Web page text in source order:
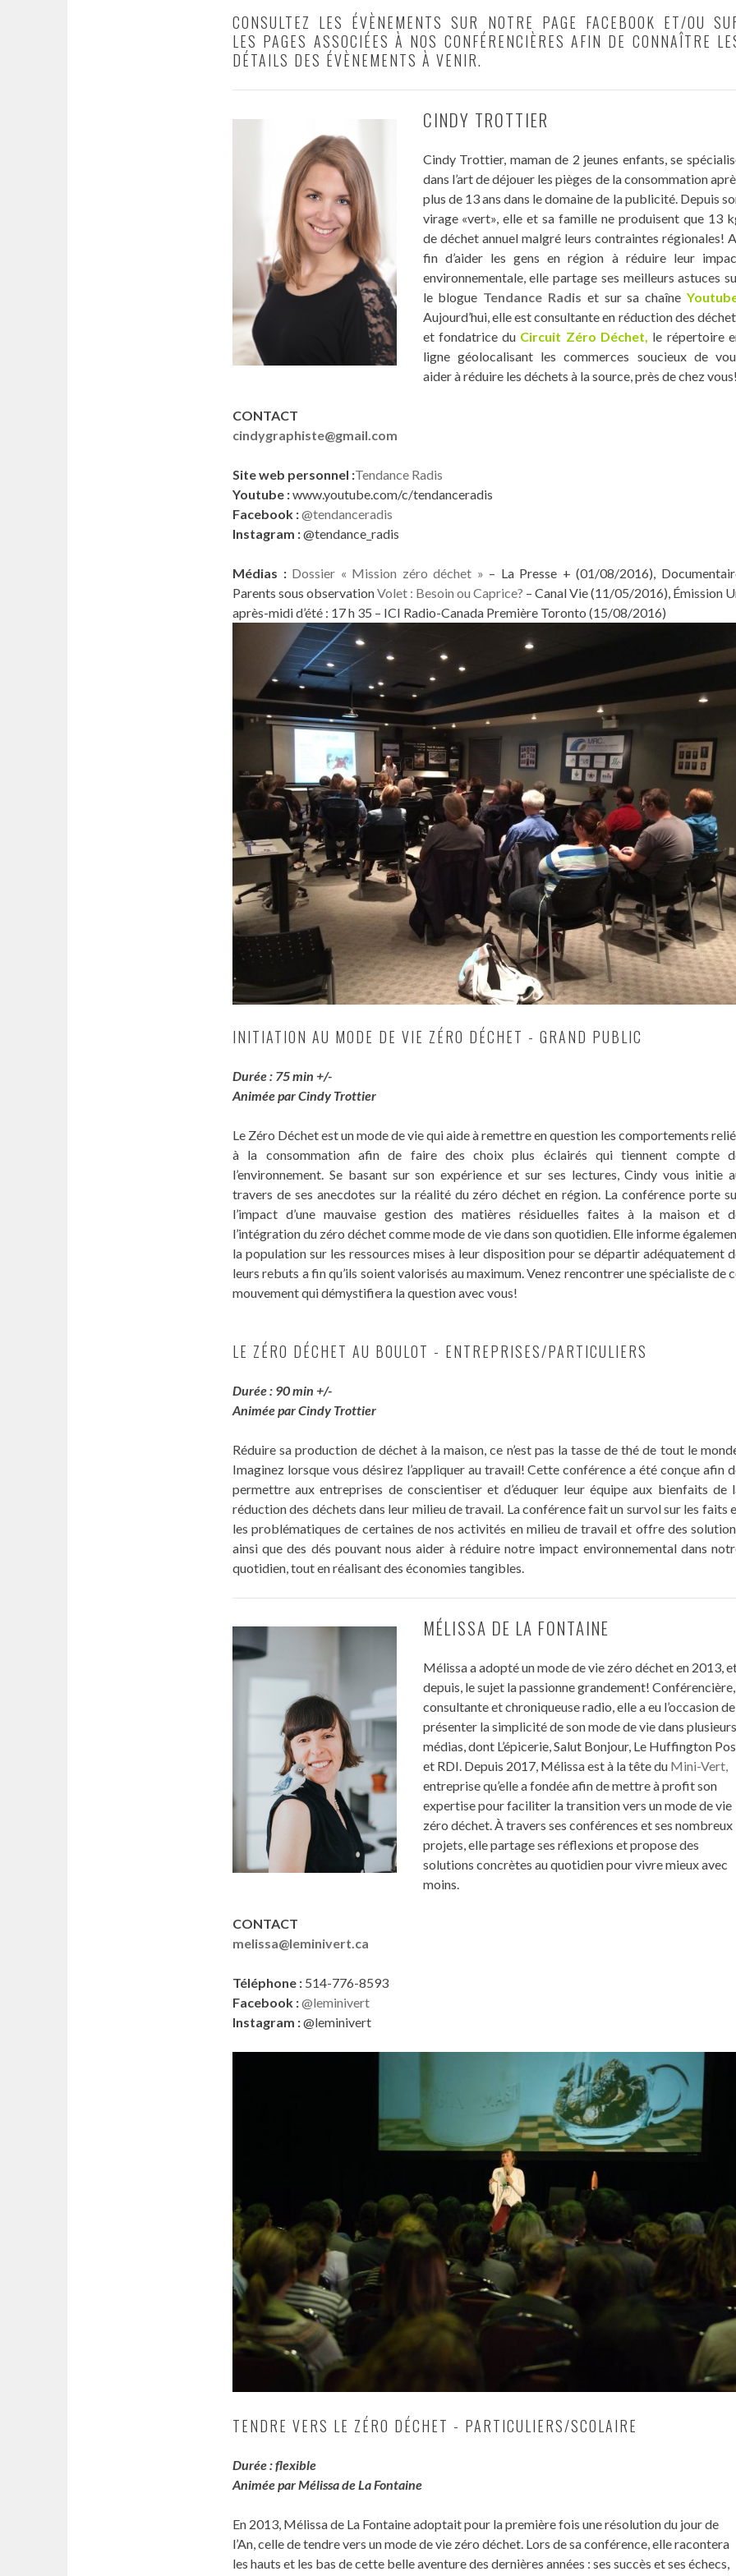
CONSULTEZ LES ÉVÈNEMENTS SUR NOTRE PAGE FACEBOOK ET/OU
LES PAGES ASSOCIÉES À NOS CONFÉRENCIÈRES AFIN DE CONNAÎTRE
DÉTAILS DES ÉVÈNEMENTS À VENIR.
CINDY TROTTIER
Cindy Trottier, maman de 2 jeunes enfants, se
dans l’art de déjouer les pièges de la consommation
plus de 13 ans dans le domaine de la publicité. Depuis
virage «vert», elle et sa famille ne produisent que 13
de déchet annuel malgré leurs contraintes régionales!
fin d’aider les gens en région à réduire leur
environnementale, elle partage ses meilleurs astuces
le blogue Tendance Radis et sur sa chaîne
Aujourd’hui, elle est consultante en réduction des
et fondatrice du Circuit Zéro Déchet, le répertoire
ligne géolocalisant les commerces soucieux de
aider à réduire les déchets à la source, près de chez vous!
CONTACT
cindygraphiste@gmail.com
Site web personnel :Tendance Radis
Youtube :www.youtube.com/c/tendanceradis
Facebook :@tendanceradis
Instagram :@tendance_radis
Médias : Dossier « Mission zéro déchet » – La Presse + (01/08/2016),
Parents sous observationVolet : Besoin ou Caprice? – Canal Vie (11/05/2016), Émission
après-midi d’été : 17 h 35 – ICI Radio-Canada Première Toronto (15/08/2016)
INITIATION AU MODE DE VIE ZÉRO DÉCHET - GRAND PUBLIC
Durée : 75 min +/-
Animée par Cindy Trottier
Le Zéro Déchet est un mode de vie qui aide à remettre en question les comportements
à la consommation afin de faire des choix plus éclairés qui tiennent compte
l’environnement. Se basant sur son expérience et sur ses lectures, Cindy vous initie
travers de ses anecdotes sur la réalité du zéro déchet en région. La conférence porte
l’impact d’une mauvaise gestion des matières résiduelles faites à la maison et
l’intégration du zéro déchet comme mode de vie dans son quotidien. Elle informe
la population sur les ressources mises à leur disposition pour se départir adéquatement
leurs rebuts a fin qu’ils soient valorisés au maximum. Venez rencontrer une spécialiste de
mouvement qui démystifiera la question avec vous!
LE ZÉRO DÉCHET AU BOULOT - ENTREPRISES/PARTICULIERS
Durée : 90 min +/-
Animée par Cindy Trottier
Réduire sa production de déchet à la maison, ce n’est pas la tasse de thé de tout le
Imaginez lorsque vous désirez l’appliquer au travail! Cette conférence a été conçue afin
permettre aux entreprises de conscientiser et d’éduquer leur équipe aux bienfaits de
réduction des déchets dans leur milieu de travail. La conférence fait un survol sur les faits
les problématiques de certaines de nos activités en milieu de travail et offre des
ainsi que des dés pouvant nous aider à réduire notre impact environnemental dans
quotidien, tout en réalisant des économies tangibles.
MÉLISSA DE LA FONTAINE
Mélissa a adopté un mode de vie zéro déchet en 2013,
depuis, le sujet la passionne grandement! Conférencière,
consultante et chroniqueuse radio, elle a eu l’occasion de
présenter la simplicité de son mode de vie dans plusieurs
médias, dont L’épicerie, Salut Bonjour, Le Huffington
et RDI. Depuis 2017, Mélissa est à la tête du Mini-Vert,
entreprise qu’elle a fondée afin de mettre à profit son
expertise pour faciliter la transition vers un mode de vie
zéro déchet. À travers ses conférences et ses nombreux
projets, elle partage ses réflexions et propose des
solutions concrètes au quotidien pour vivre mieux avec
moins.
CONTACT
melissa@leminivert.ca
Téléphone : 514-776-8593
Facebook :@leminivert
Instagram :@leminivert
TENDRE VERS LE ZÉRO DÉCHET - PARTICULIERS/SCOLAIRE
Durée : flexible
Animée par Mélissa de La Fontaine
En 2013, Mélissa de La Fontaine adoptait pour la première fois une résolution du jour de
l’An, celle de tendre vers un mode de vie zéro déchet. Lors de sa conférence, elle racontera
les hauts et les bas de cette belle aventure des dernières années : ses succès et ses échecs,